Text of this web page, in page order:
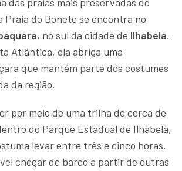
Praia do Bonete se encontra no
, no sul da cidade de Ilhabela.
Atlântica, ela abriga uma
que mantém parte dos costumes
da região.
por meio de uma trilha de cerca de
do Parque Estadual de Ilhabela,
levar entre três e cinco horas.
chegar de barco a partir de outras